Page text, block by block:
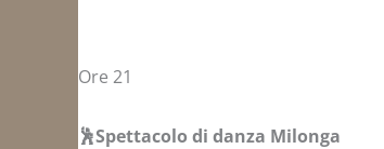
Ore 21
🕺Spettacolo di danza Milonga